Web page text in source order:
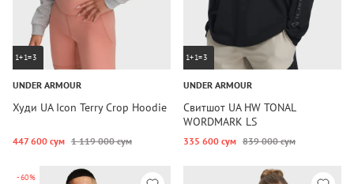
1+1=3
UNDER ARMOUR
Худи UA Icon Terry Crop Hoodie
447 600 сум 1 119 000 сум
1+1=3
UNDER ARMOUR
Свитшот UA HW TONAL
WORDMARK LS
335 600 сум 839 000 сум
-60%